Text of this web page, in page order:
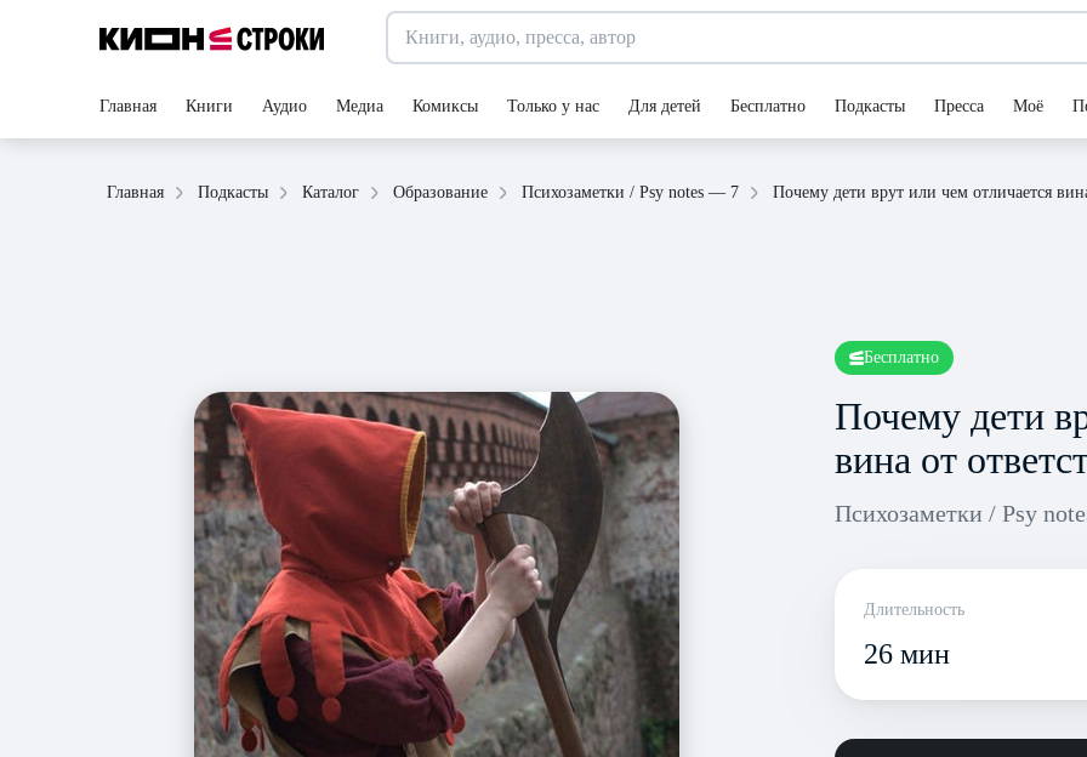
Главная Книги Аудио Медиа Комиксы Только у нас Для детей Бесплатно Подкасты Пресса Моё
Главная Подкасты Каталог Образование Психозаметки / Psy notes — 7 Почему дети врут или чем отличается
Бесплатно
Почему дети
вина от
Психозаметки / Psy
Длительность
26 мин